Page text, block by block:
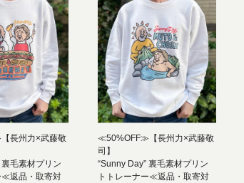
長州力×武藤敬
裏毛素材プリン
≪返品・取寄対
≪50%OFF≫【長州力×武藤敬
司】
“Sunny Day” 裏毛素材プリン
トトレーナー≪返品・取寄対